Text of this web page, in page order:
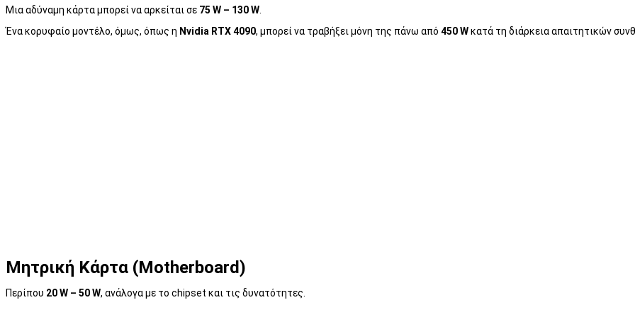
Μια αδύναμη κάρτα μπορεί να αρκείται σε 75 W – 130 W
Ένα κορυφαίο μοντέλο, όμως, όπως η Nvidia RTX 4090, μπορεί να τραβήξει μόνη της πάνω από 450 Wκατά τη διάρκεια απαιτητικών
Μητρική Κάρτα (Motherboard)
Περίπου 20 W – 50 W, ανάλογα με το chipset και τις δυνατότητες.